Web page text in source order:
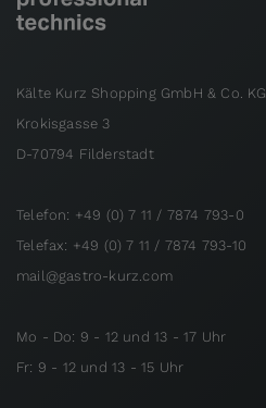
Kälte Kurz Shopping GmbH & Co. KG
Krokisgasse 3
D-70794 Filderstadt
Telefon: +49 (0) 7 11 / 7874 793-0
Telefax: +49 (0) 7 11 / 7874 793-10
mail@gastro-kurz.com
Mo - Do: 9 - 12 und 13 - 17 Uhr
Fr: 9 - 12 und 13 - 15 Uhr